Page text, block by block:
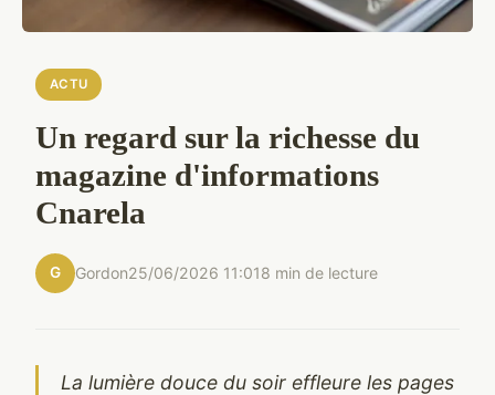
ACTU
Un regard sur la richesse du
magazine d'informations
Cnarela
G Gordon25/06/2026 11:018 min de lecture
La lumière douce du soir effleure les pages